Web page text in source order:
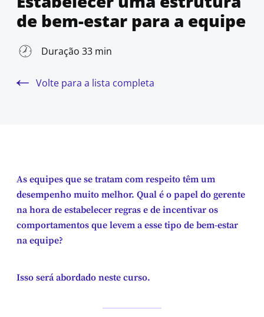
de bem-estar para a equipe
Duração 33 min
Volte para a lista completa
As equipes que se tratam com respeito têm um
desempenho muito melhor. Qual é o papel do gerente
na hora de estabelecer regras e de incentivar os
comportamentos que levem a esse tipo de bem-estar
na equipe?
Isso será abordado neste curso.